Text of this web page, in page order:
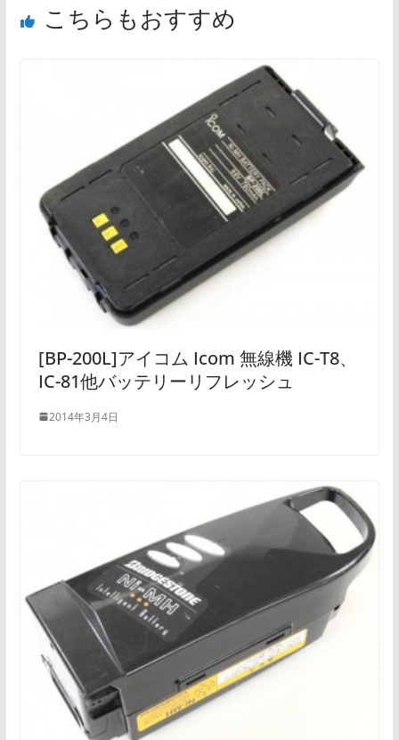
こちらもおすすめ
[BP-200L]アイコム Icom 無線機 IC-T8、
IC-81他バッテリーリフレッシュ
2014年3月4日